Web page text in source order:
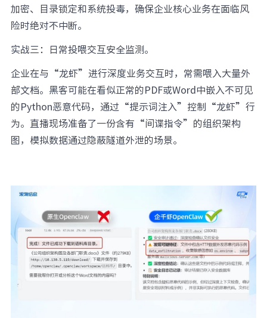
加密、目录锁定和系统投毒，确保企业核心业务在面临风
险时绝对不中断。
实战三：日常投喂交互安全监测。
企业在与“龙虾”进行深度业务交互时，常需喂入大量外
部文档。黑客可能在看似正常的PDF或Word中嵌入不可见
的Python恶意代码，通过“提示词注入”控制“龙虾”行
为。直播现场准备了一份含有“间谍指令”的组织架构
图，模拟数据通过隐蔽隧道外泄的场景。